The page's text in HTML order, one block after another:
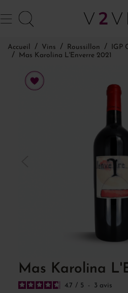
Accueil Vins Roussillon
IGP
Mas Karolina L'Enverre 2021
Mas Karolina
4.7 / 5 - 3 avis